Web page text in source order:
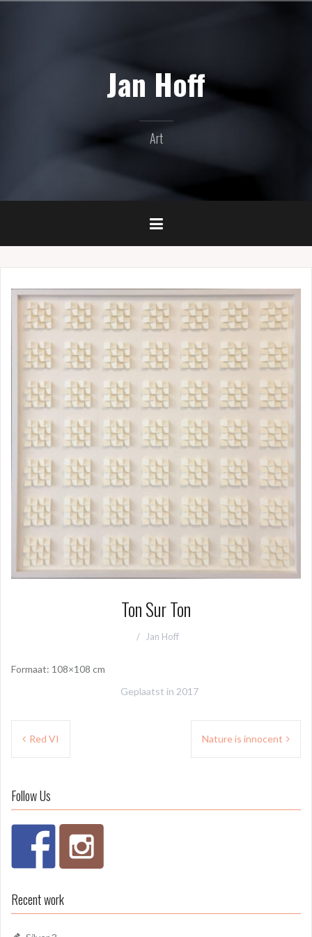
Jan Hoff
Art
Ton Sur Ton
Jan Hoff
Formaat: 108×108 cm
Geplaatst in 2017
Bericht
Red VI Nature is innocent
Follow Us
Recent work